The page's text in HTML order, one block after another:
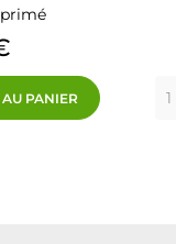
PANIER